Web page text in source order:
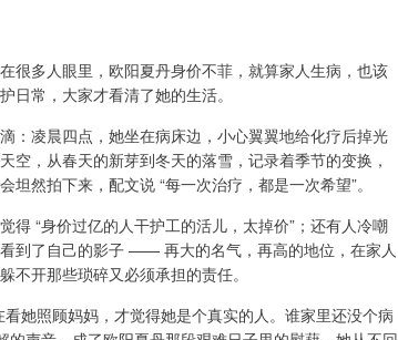
多人眼里，欧阳夏丹身价不菲，就算家人生病，也该
常，大家才看清了她的生活。
：凌晨四点，她坐在病床边，小心翼翼地给化疗后掉光
，从春天的新芽到冬天的落雪，记录着季节的变换，
然拍下来，配文说 “每一次治疗，都是一次希望”。
得 “身价过亿的人干护工的活儿，太掉价”；还有人冷嘲
到了自己的影子 —— 再大的名气，再高的地位，在家人
不开那些琐碎又必须承担的责任。
她照顾妈妈，才觉得她是个真实的人。谁家里还没个病